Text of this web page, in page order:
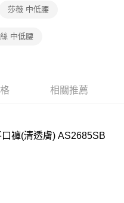
費
莎薇 中低腰
中低腰
相關推薦
褲(清透膚) AS2685SB